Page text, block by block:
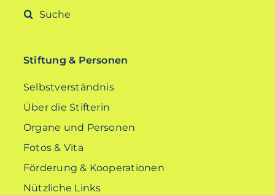
Suche
Stiftung & Personen
Selbstverständnis
Über die Stifterin
Organe und Personen
Fotos & Vita
Förderung & Kooperationen
Nützliche Links